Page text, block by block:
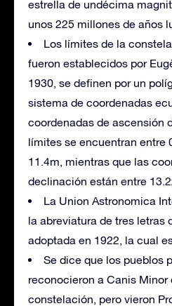
estrella de undécima
unos 225 millones de años
Los límites de la
fueron establecidos por
1930, se definen por un
sistema de coordenadas
coordenadas de ascensión
límites se encuentran entre
11.4m, mientras que las
declinación están entre
La Union Astronomica
la abreviatura de tres letras
adoptada en 1922, la cual
Se dice que los pueblos
reconocieron a Canis Minor
constelación, pero vieron